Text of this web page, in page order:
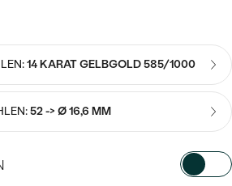
DIAMANT
14 KARAT GELBGOLD 585/1000
52 -> Ø 16,6 MM